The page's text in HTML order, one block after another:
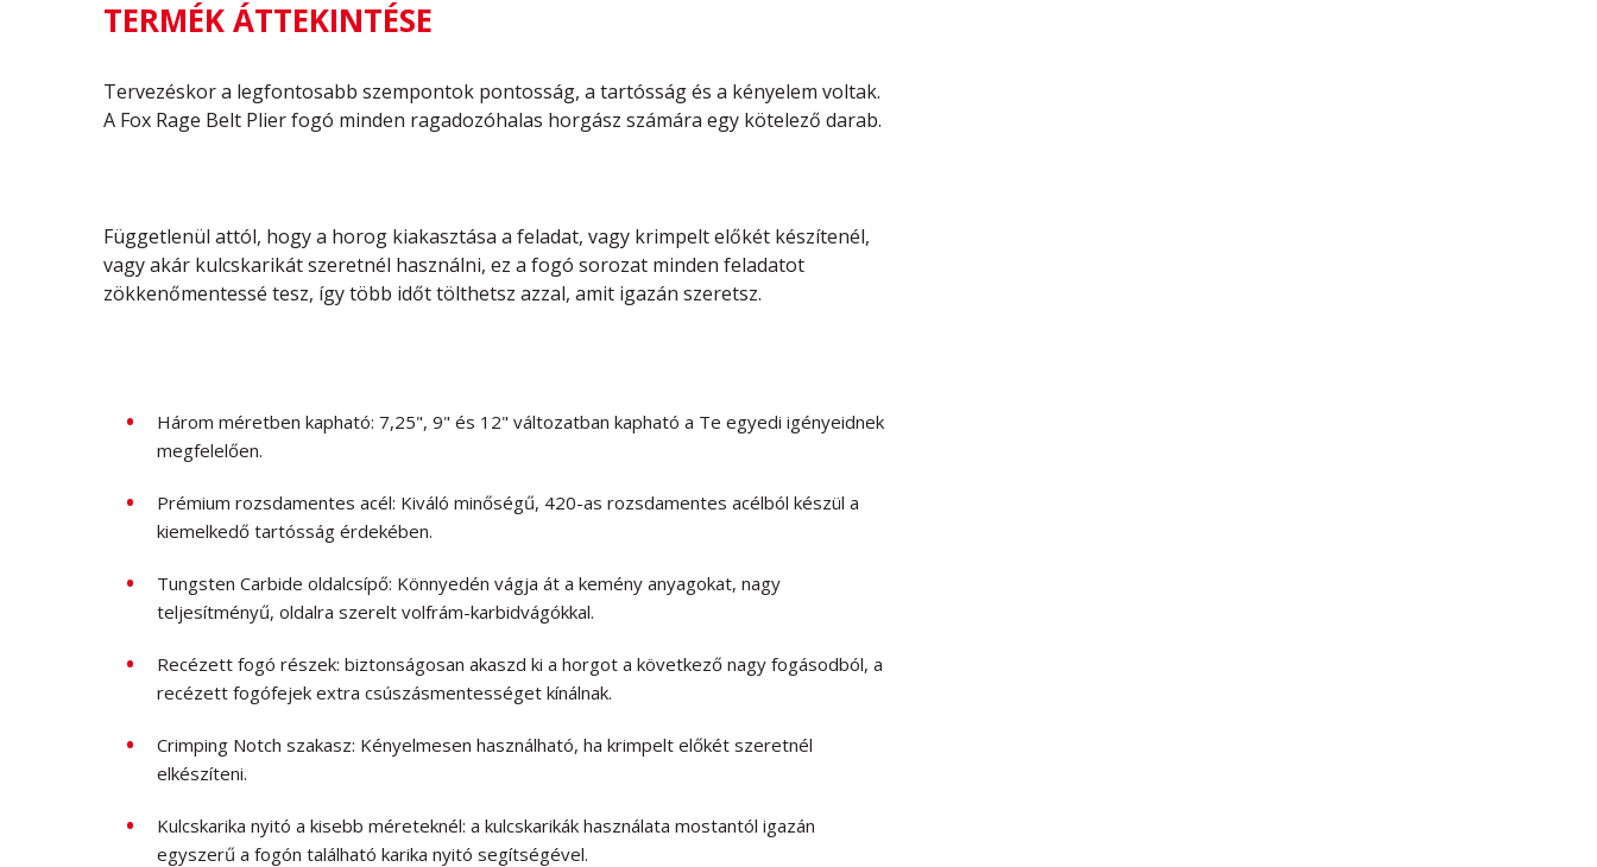
TERMÉK ÁTTEKINTÉSE
Tervezéskor a legfontosabb szempontok pontosság, a tartósság és a kényelem voltak.
A Fox Rage Belt Plier fogó minden ragadozóhalas horgász számára egy kötelező darab.
Függetlenül attól, hogy a horog kiakasztása a feladat, vagy krimpelt előkét készítenél,
vagy akár kulcskarikát szeretnél használni, ez a fogó sorozat minden feladatot
zökkenőmentessé tesz, így több időt tölthetsz azzal, amit igazán szeretsz.
Három méretben kapható: 7,25", 9" és 12" változatban kapható a Te egyedi igényeidnek
megfelelően.
Prémium rozsdamentes acél: Kiváló minőségű, 420-as rozsdamentes acélból készül a
kiemelkedő tartósság érdekében.
Tungsten Carbide oldalcsípő: Könnyedén vágja át a kemény anyagokat, nagy
teljesítményű, oldalra szerelt volfrám-karbidvágókkal.
Recézett fogó részek: biztonságosan akaszd ki a horgot a következő nagy fogásodból, a
recézett fogófejek extra csúszásmentességet kínálnak.
Crimping Notch szakasz: Kényelmesen használható, ha krimpelt előkét szeretnél
elkészíteni.
Kulcskarika nyitó a kisebb méreteknél: a kulcskarikák használata mostantól igazán
egyszerű a fogón található karika nyitó segítségével.